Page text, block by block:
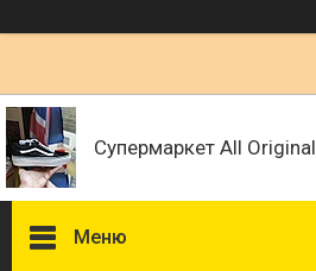
Супермаркет All Original
Меню